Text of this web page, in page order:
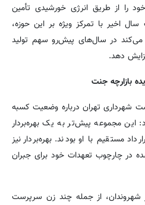
خود را از طریق انرژی خورشیدی تأمین
اخیر با تمرکز ویژه بر این حوزه،
می‌کند در سال‌های پیش‌رو سهم تولید
دهد.
بازارچه جنت
تهران درباره وضعیت کسبه
این مجموعه پیش‌تر به یک بهره‌بردار
مستقیم با او بودند. بهره‌بردار نیز
در چارچوب تعهدات خود برای جبران
شهروندان، از جمله چند زن سرپرست